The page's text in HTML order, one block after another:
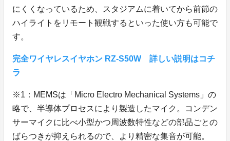
にくくなっているため、スタジアムに着いてから前節の
ハイライトをリモート観戦するといった使い方も可能で
す。
完全ワイヤレスイヤホン RZ-S50W 詳しい説明はコチ
ラ
※1：MEMSは「Micro Electro Mechanical Systems」の
略で、半導体プロセスにより製造したマイク。コンデン
サーマイクに比べ小型かつ周波数特性などの部品ごとの
ばらつきが抑えられるので、より精密な集音が可能。